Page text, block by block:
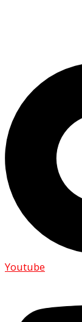
Youtube